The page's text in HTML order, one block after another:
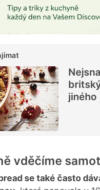
jiného
vděčíme
se také často